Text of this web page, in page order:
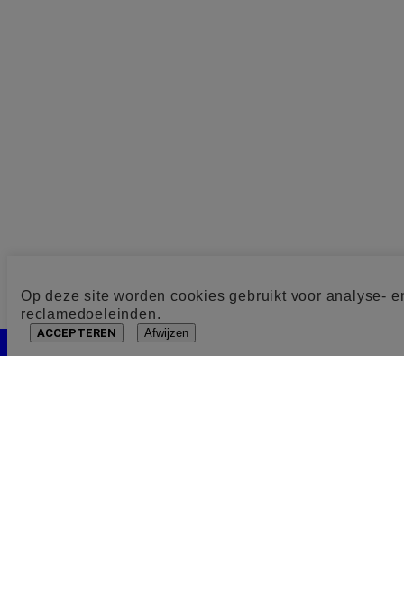
Op deze site worden cookies gebruikt voor analyse-
reclamedoeleinden.
ACCEPTEREN Afwijzen
Cookie toestemming